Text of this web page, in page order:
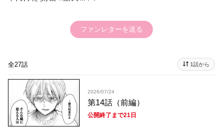
ファンレターを送る
全27話 1話から
2026/07/24
第14話（前編）
公開終了まで21日